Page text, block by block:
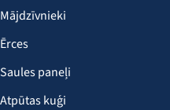
Mājdzīvnieki
Ērces
Saules paneļi
Atpūtas kuģi